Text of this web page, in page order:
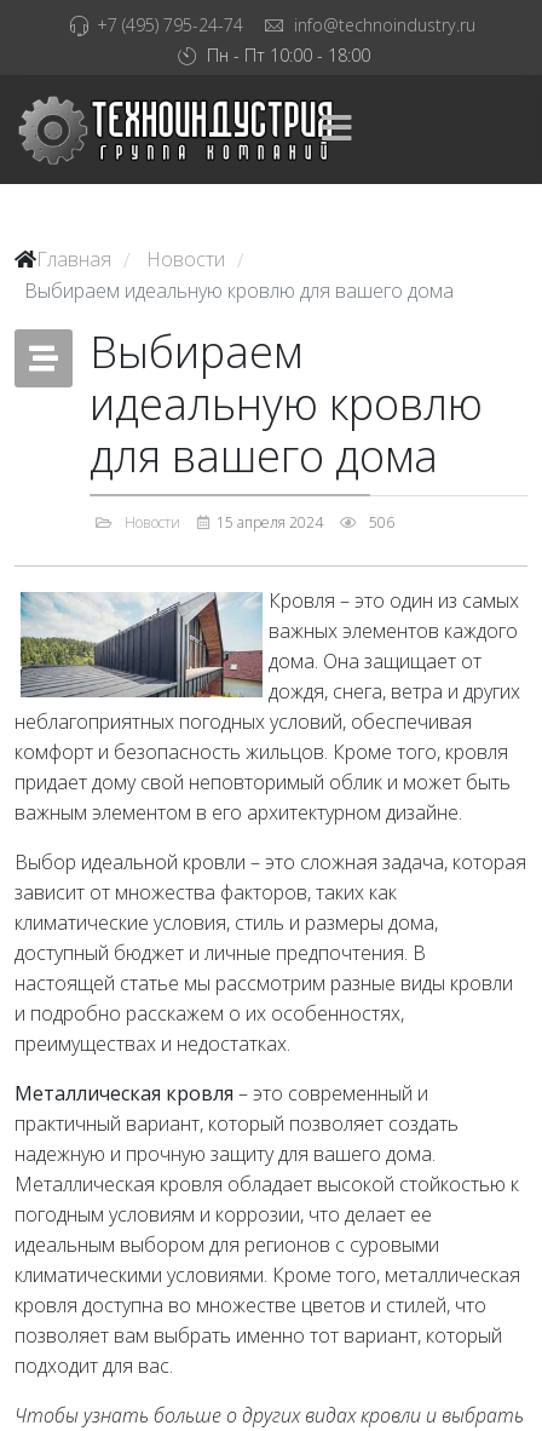
+7 (495) 795-24-74
info@technoindustry.ru
Пн - Пт 10:00 - 18:00
Главная / Новости /
Выбираем идеальную кровлю для вашего дома
Выбираем
идеальную кровлю
для вашего дома
Новости 15 апреля 2024 506
Кровля – это один из самых
важных элементов каждого
дома. Она защищает от
дождя, снега, ветра и других
неблагоприятных погодных условий, обеспечивая
комфорт и безопасность жильцов. Кроме того, кровля
придает дому свой неповторимый облик и может быть
важным элементом в его архитектурном дизайне.
Выбор идеальной кровли – это сложная задача, которая
зависит от множества факторов, таких как
климатические условия, стиль и размеры дома,
доступный бюджет и личные предпочтения. В
настоящей статье мы рассмотрим разные виды кровли
и подробно расскажем о их особенностях,
преимуществах и недостатках.
Металлическая кровля – это современный и
практичный вариант, который позволяет создать
надежную и прочную защиту для вашего дома.
Металлическая кровля обладает высокой стойкостью к
погодным условиям и коррозии, что делает ее
идеальным выбором для регионов с суровыми
климатическими условиями. Кроме того, металлическая
кровля доступна во множестве цветов и стилей, что
позволяет вам выбрать именно тот вариант, который
подходит для вас.
Чтобы узнать больше о других видах кровли и выбрать